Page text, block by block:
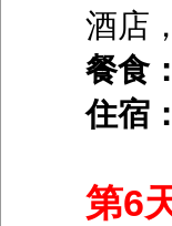
酒店
餐食：
住宿：
第6